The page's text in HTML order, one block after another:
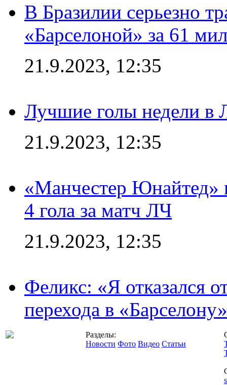
В Бразилии серьезно
«Барселоной» за 61
21.9.2023, 12:35
Лучшие голы недели в
21.9.2023, 12:35
«Манчестер Юнайтед»
4 гола за матч ЛЧ
21.9.2023, 12:35
Феликс: «Я отказался
перехода в «Барселону»
Разделы:
Новости Фото Видео Статьи